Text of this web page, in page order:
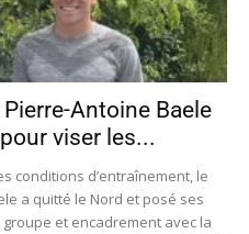
Antoine Baele
viser les...
conditions d’entraînement, le
a quitté le Nord et posé ses
et encadrement avec la